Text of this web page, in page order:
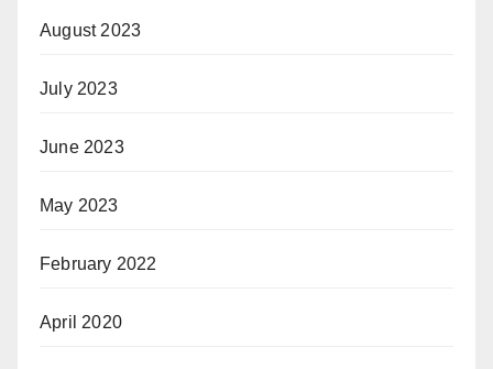
August 2023
July 2023
June 2023
May 2023
February 2022
April 2020